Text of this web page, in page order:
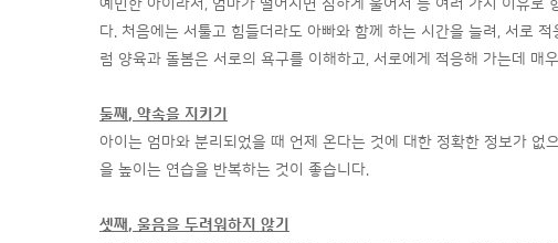
예민한 아이라서, 엄마가 떨어지면 심하게 울어서 등 여러 가지 이유로
다. 처음에는 서툴고 힘들더라도 아빠와 함께 하는 시간을 늘려, 서로
럼 양육과 돌봄은 서로의 욕구를 이해하고, 서로에게 적응해 가는데 매
둘째, 약속을 지키기
아이는 엄마와 분리되었을 때 언제 온다는 것에 대한 정확한 정보가
을 높이는 연습을 반복하는 것이 좋습니다.
셋째, 울음을 두려워하지 않기